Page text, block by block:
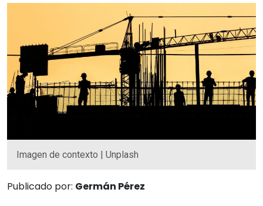
Imagen de contexto | Unplash
Publicado por: Germán Pérez